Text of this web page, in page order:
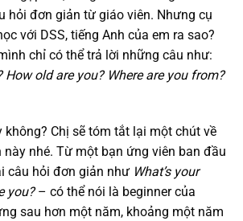
hỏi đơn giản từ giáo viên. Nhưng cụ
với DSS, tiếng Anh của em ra sao?
chỉ có thể trả lời những câu như:
How old are you? Where are you from?
Chị sẽ tóm tắt lại một chút về
này nhé. Từ một bạn ứng viên ban đầu
câu hỏi đơn giản như What’s your
you?– có thể nói là beginner của
sau hơn một năm, khoảng một năm